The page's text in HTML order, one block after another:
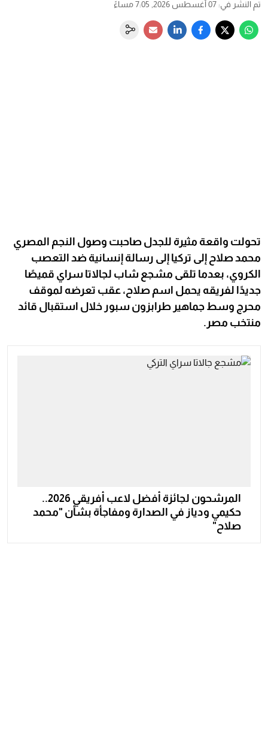
تم النشر في: 07 أغسطس 2026, 7:05 مساءً
تحولت واقعة مثيرة للجدل صاحبت وصول النجم المصري
محمد صلاح إلى تركيا إلى رسالة إنسانية ضد التعصب
الكروي، بعدما تلقى مشجع شاب لجالاتا سراي قميصًا
جديدًا لفريقه يحمل اسم صلاح، عقب تعرضه لموقف
محرج وسط جماهير طرابزون سبور خلال استقبال قائد
منتخب مصر.
المرشحون لجائزة أفضل لاعب أفريقي 2026..
حكيمي ودياز في الصدارة ومفاجأة بشأن "محمد
صلاح"